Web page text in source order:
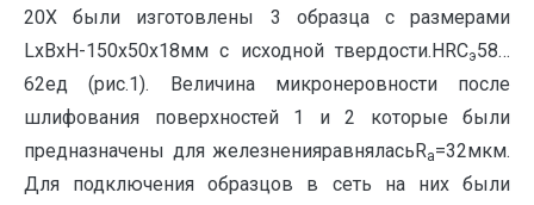
20Х были изготовлены 3 образца с размерами
LxBxH-150x50x18мм с исходной твердости.HRCэ58…
62ед (рис.1). Величина микронеровности после
шлифования поверхностей 1 и 2 которые были
предназначены для железненияравняласьRa=32мкм.
Для подключения образцов в сеть на них были